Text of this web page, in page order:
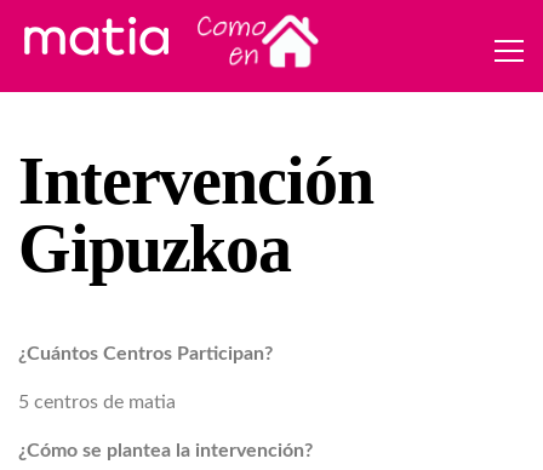
Intervención
Gipuzkoa
¿Cuántos Centros Participan?
5 centros de matia
¿Cómo se plantea la intervención?